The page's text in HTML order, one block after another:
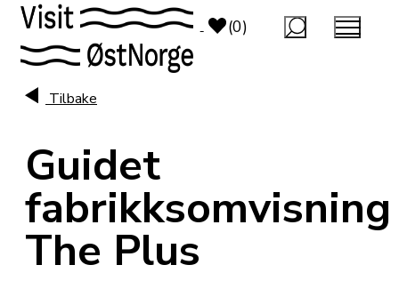
(0)
Tilbake
Guidet
fabrikksomvisning
The Plus
top-anchor
top-anchor